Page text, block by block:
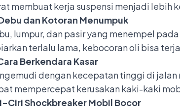
membuat kerja suspensi menjadi lebih
dan Kotoran Menumpuk
lumpur, dan pasir yang menempel
terlalu lama, kebocoran oli bisa
Berkendara Kasar
dengan kecepatan tinggi di
mempercepat kerusakan kaki-kaki
Ciri Shockbreaker Mobil Bocor